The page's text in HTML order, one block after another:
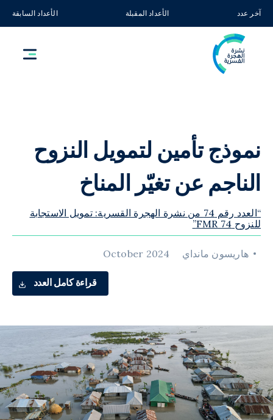
آخر عدد الأعداد المقبلة الأعداد السابقة
نموذج تأمين لتمويل النزوح
الناجم عن تغيّر المناخ
“العدد رقم 74 من نشرة الهجرة القسرية: تمويل الاستجابة
للنزوح FMR 74”
هاريسون مانداي October 2024
قراءة كامل العدد